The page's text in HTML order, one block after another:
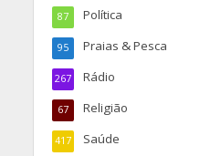
Política
87
Praias & Pesca
95
Rádio
267
Religião
67
Saúde
417